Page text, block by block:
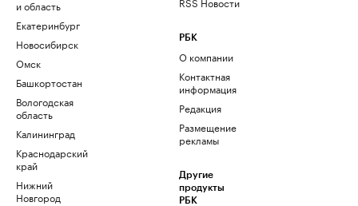
и область
Екатеринбург
Новосибирск
Омск
Башкортостан
Вологодская
область
Калининград
Краснодарский
край
Нижний
Новгород
РБК
О компании
Контактная
информация
Редакция
Размещение
рекламы
Другие
продукты
РБК